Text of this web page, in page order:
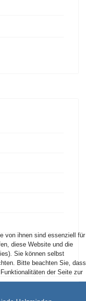
von ihnen sind essenziell für
diese Website und die
Sie können selbst
Bitte beachten Sie, dass
der Seite zur